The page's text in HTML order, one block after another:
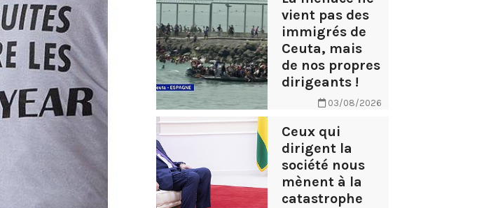
vient pas des
immigrés de
Ceuta, mais
de nos propres
dirigeants !
03/08/2026
Ceux qui
dirigent la
société nous
mènent à la
catastrophe